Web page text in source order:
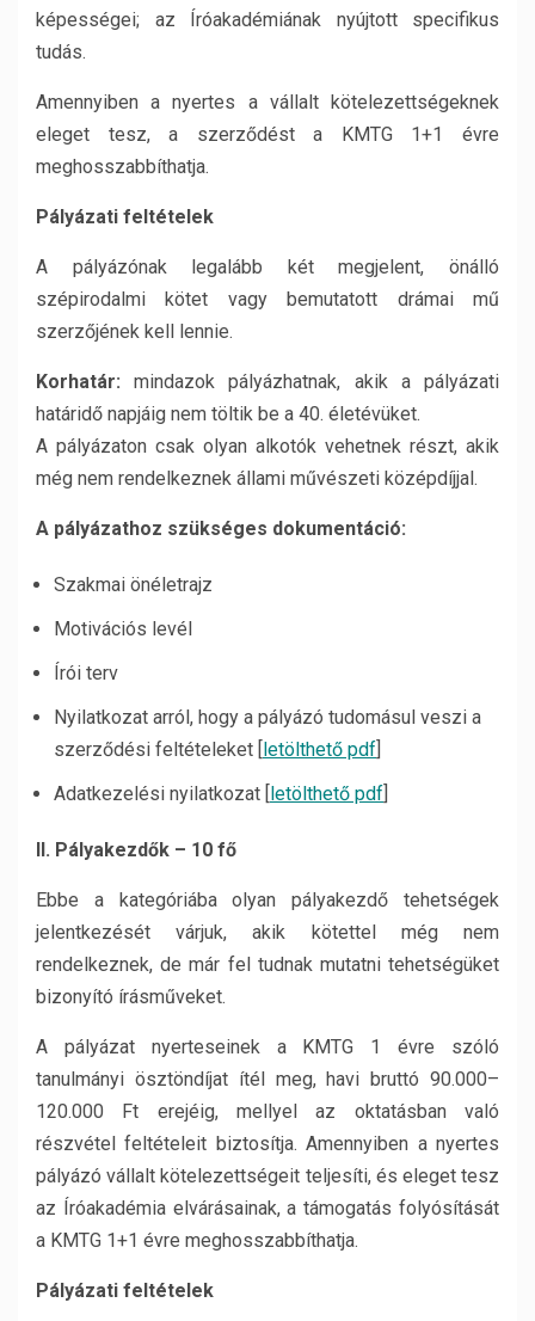
képességei; az Íróakadémiának nyújtott specifikus
tudás.
Amennyiben a nyertes a vállalt kötelezettségeknek
eleget tesz, a szerződést a KMTG 1+1 évre
meghosszabbíthatja.
Pályázati feltételek
A pályázónak legalább két megjelent, önálló
szépirodalmi kötet vagy bemutatott drámai mű
szerzőjének kell lennie.
Korhatár: mindazok pályázhatnak, akik a pályázati
határidő napjáig nem töltik be a 40. életévüket.
A pályázaton csak olyan alkotók vehetnek részt, akik
még nem rendelkeznek állami művészeti középdíjjal.
A pályázathoz szükséges dokumentáció:
Szakmai önéletrajz
Motivációs levél
Írói terv
Nyilatkozat arról, hogy a pályázó tudomásul veszi a
szerződési feltételeket [letölthető pdf]
Adatkezelési nyilatkozat [letölthető pdf]
II. Pályakezdők – 10 fő
Ebbe a kategóriába olyan pályakezdő tehetségek
jelentkezését várjuk, akik kötettel még nem
rendelkeznek, de már fel tudnak mutatni tehetségüket
bizonyító írásműveket.
A pályázat nyerteseinek a KMTG 1 évre szóló
tanulmányi ösztöndíjat ítél meg, havi bruttó 90.000–
120.000 Ft erejéig, mellyel az oktatásban való
részvétel feltételeit biztosítja. Amennyiben a nyertes
pályázó vállalt kötelezettségeit teljesíti, és eleget tesz
az Íróakadémia elvárásainak, a támogatás folyósítását
a KMTG 1+1 évre meghosszabbíthatja.
Pályázati feltételek